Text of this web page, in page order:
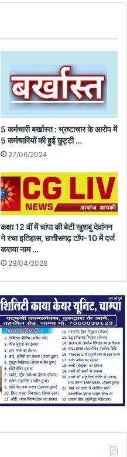
5 कर्मचारी बर्खास्त : भ्रष्टाचार के आरोप में
5 कर्मचारियों की हुई छुट्टी …
27/06/2024
कक्षा 12 वीं में चांपा की बेटी खुशबू देवांगन
ने रचा इतिहास, छत्तीसगढ़ टॉप-10 में दर्ज
कराया नाम …
29/04/2026